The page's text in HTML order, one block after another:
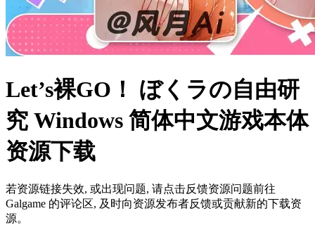
Let’s裸GO！ ぼくラの自由研
究 Windows 简体中文游戏本体
资源下载
若资源链接失效, 或出现问题, 请点击反馈资源问题前往
Galgame 的评论区, 及时向资源发布者反馈或贡献新的下载资
源。